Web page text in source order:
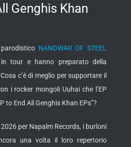
Genghis Khan
NANOWAR OF STEEL
tour e hanno preparato della
c’è di meglio per supportare il
i rocker mongoli Uuhai che l’EP
to End All Genghis Khan EPs”?
per Napalm Records, i burloni
una volta il loro repertorio